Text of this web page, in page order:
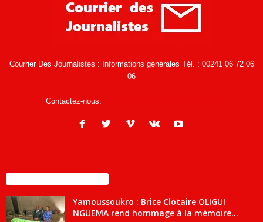
Courrier Des Journalistes : Informations générales Tél. : 00241 06 72 06
06
Contactez-nous:
Yamoussoukro : Brice Clotaire OLIGUI
NGUEMA rend hommage à la mémoire...